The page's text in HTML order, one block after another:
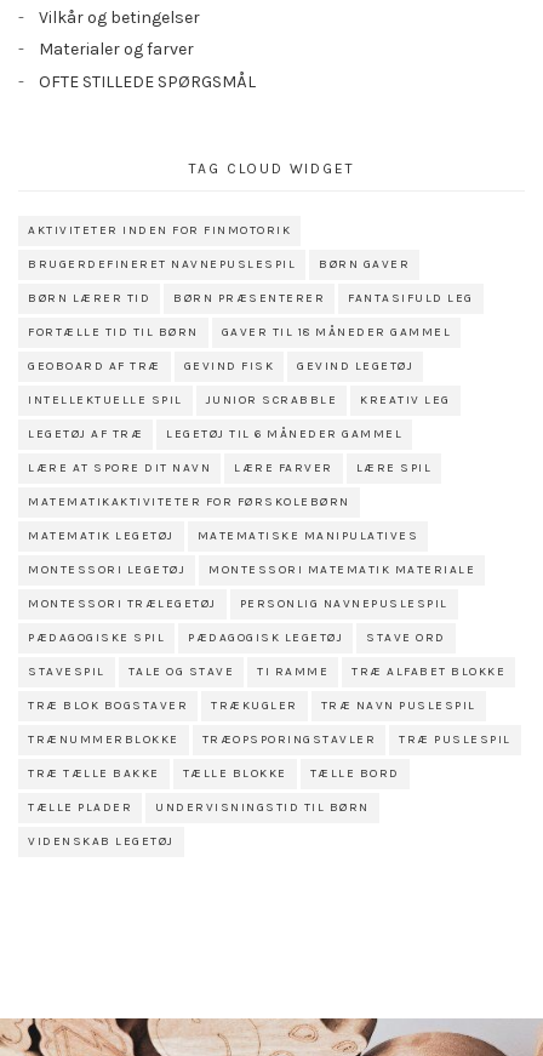
Vilkår og betingelser
Materialer og farver
OFTE STILLEDE SPØRGSMÅL
TAG CLOUD WIDGET
AKTIVITETER INDEN FOR FINMOTORIK
BRUGERDEFINERET NAVNEPUSLESPIL BØRN GAVER
BØRN LÆRER TID BØRN PRÆSENTERER FANTASIFULD LEG
FORTÆLLE TID TIL BØRN GAVER TIL 18 MÅNEDER GAMMEL
GEOBOARD AF TRÆ GEVIND FISK GEVIND LEGETØJ
INTELLEKTUELLE SPIL JUNIOR SCRABBLE KREATIV LEG
LEGETØJ AF TRÆ LEGETØJ TIL 6 MÅNEDER GAMMEL
LÆRE AT SPORE DIT NAVN LÆRE FARVER LÆRE SPIL
MATEMATIKAKTIVITETER FOR FØRSKOLEBØRN
MATEMATIK LEGETØJ MATEMATISKE MANIPULATIVES
MONTESSORI LEGETØJ MONTESSORI MATEMATIK MATERIALE
MONTESSORI TRÆLEGETØJ PERSONLIG NAVNEPUSLESPIL
PÆDAGOGISKE SPIL PÆDAGOGISK LEGETØJ STAVE ORD
STAVESPIL TALE OG STAVE TI RAMME TRÆ ALFABET BLOKKE
TRÆ BLOK BOGSTAVER TRÆKUGLER TRÆ NAVN PUSLESPIL
TRÆNUMMERBLOKKE TRÆOPSPORINGSTAVLER TRÆ PUSLESPIL
TRÆ TÆLLE BAKKE TÆLLE BLOKKE TÆLLE BORD
TÆLLE PLADER UNDERVISNINGSTID TIL BØRN
VIDENSKAB LEGETØJ